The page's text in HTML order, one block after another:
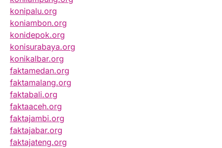
konipalu.org
koniambon.org
konidepok.org
konisurabaya.org
konikalbar.org
faktamedan.org
faktamalang.org
faktabali.org
faktaaceh.org
faktajambi.org
faktajabar.org
faktajateng.org